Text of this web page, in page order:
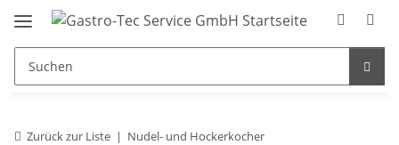
Zurück zur Liste Nudel- und Hockerkocher